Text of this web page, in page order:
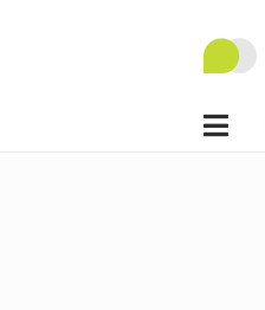
백
메